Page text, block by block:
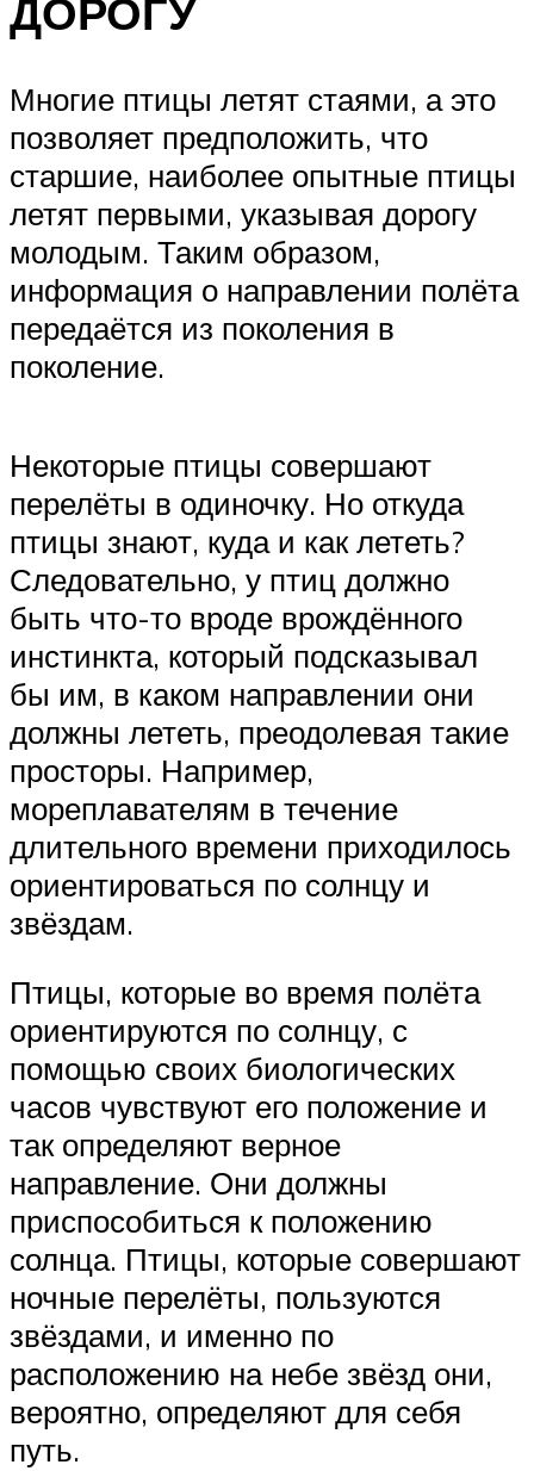
ДОРОГУ
Многие птицы летят стаями, а это
позволяет предположить, что
старшие, наиболее опытные птицы
летят первыми, указывая дорогу
молодым. Таким образом,
информация о направлении полёта
передаётся из поколения в
поколение.
Некоторые птицы совершают
перелёты в одиночку. Но откуда
птицы знают, куда и как лететь?
Следовательно, у птиц должно
быть что-то вроде врождённого
инстинкта, который подсказывал
бы им, в каком направлении они
должны лететь, преодолевая такие
просторы. Например,
мореплавателям в течение
длительного времени приходилось
ориентироваться по солнцу и
звёздам.
Птицы, которые во время полёта
ориентируются по солнцу, с
помощью своих биологических
часов чувствуют его положение и
так определяют верное
направление. Они должны
приспособиться к положению
солнца. Птицы, которые совершают
ночные перелёты, пользуются
звёздами, и именно по
расположению на небе звёзд они,
вероятно, определяют для себя
путь.